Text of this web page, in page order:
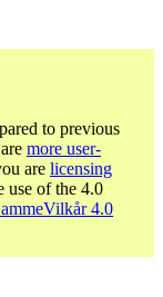
to previous
more user-
are licensing
use of the 4.0
4.0